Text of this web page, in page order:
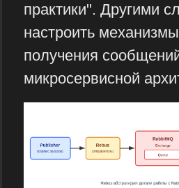
практики". Другими
настроить
получения
микросервисной